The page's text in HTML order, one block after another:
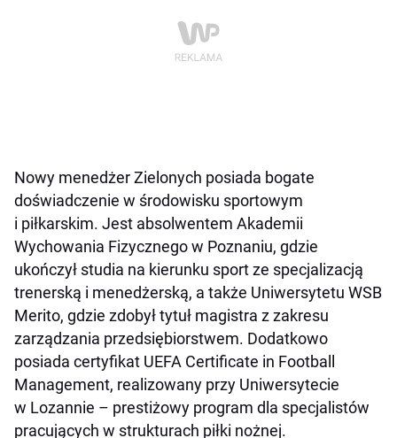
Nowy menedżer Zielonych posiada bogate
doświadczenie w środowisku sportowym
i piłkarskim. Jest absolwentem Akademii
Wychowania Fizycznego w Poznaniu, gdzie
ukończył studia na kierunku sport ze specjalizacją
trenerską i menedżerską, a także Uniwersytetu WSB
Merito, gdzie zdobył tytuł magistra z zakresu
zarządzania przedsiębiorstwem. Dodatkowo
posiada certyfikat UEFA Certificate in Football
Management, realizowany przy Uniwersytecie
w Lozannie – prestiżowy program dla specjalistów
pracujących w strukturach piłki nożnej.